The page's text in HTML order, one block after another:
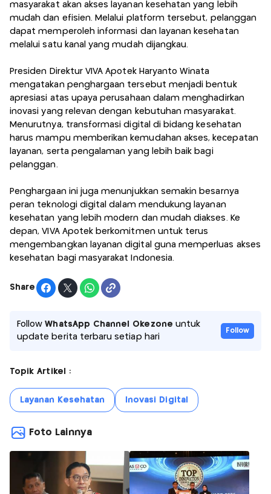
masyarakat akan akses layanan kesehatan yang lebih
mudah dan efisien. Melalui platform tersebut, pelanggan
dapat memperoleh informasi dan layanan kesehatan
melalui satu kanal yang mudah dijangkau.
Presiden Direktur VIVA Apotek Haryanto Winata
mengatakan penghargaan tersebut menjadi bentuk
apresiasi atas upaya perusahaan dalam menghadirkan
inovasi yang relevan dengan kebutuhan masyarakat.
Menurutnya, transformasi digital di bidang kesehatan
harus mampu memberikan kemudahan akses, kecepatan
layanan, serta pengalaman yang lebih baik bagi
pelanggan.
Penghargaan ini juga menunjukkan semakin besarnya
peran teknologi digital dalam mendukung layanan
kesehatan yang lebih modern dan mudah diakses. Ke
depan, VIVA Apotek berkomitmen untuk terus
mengembangkan layanan digital guna memperluas akses
kesehatan bagi masyarakat Indonesia.
Share
FollowWhatsApp Channel Okezone untuk
update berita terbaru setiap hari
Follow
Topik Artikel :
Layanan Kesehatan Inovasi Digital
Foto Lainnya